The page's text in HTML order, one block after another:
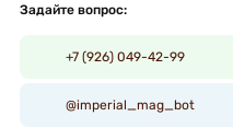
Задайте вопрос:
+7 (926) 049-42-99
@imperial_mag_bot